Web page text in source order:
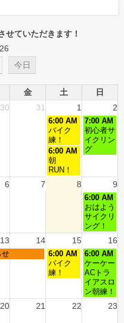
せていただきます！
今日
金 土
日
30 31 1 2
6:00 AM
バイク
練！
7:00 AM
初心者サ
イクリン
グ
6:00 AM
朝
RUN！
6 7 8 9
6:00 AM
おはよう
サイクリ
ング！
13 14 15 16
せ
6:00 AM
バイク
練！
6:00 AM
ケーケー
ACトラ
イアスロ
ン朝練！
20 21 22 23